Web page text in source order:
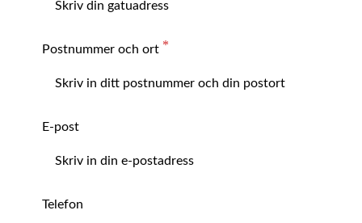
Postnummer och ort
E-post
Telefon